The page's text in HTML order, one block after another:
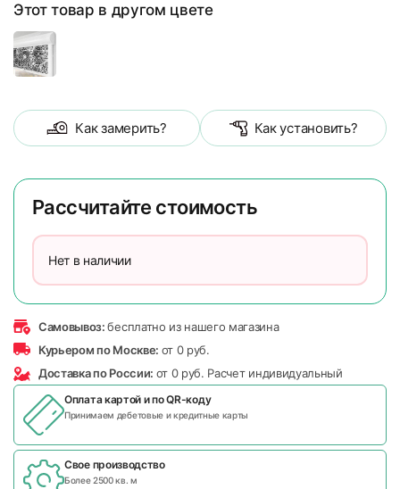
Этот товар в другом цвете
Как замерить? Как установить?
Рассчитайте стоимость
Нет в наличии
Самовывоз:бесплатно из нашего магазина
Курьером по Москве: от 0 руб.
Доставка по России: от 0 руб. Расчет индивидуальный
Оплата картой и поQR-коду
Принимаем дебетовые и кредитные карты
Свое производство
Более 2500 кв. м